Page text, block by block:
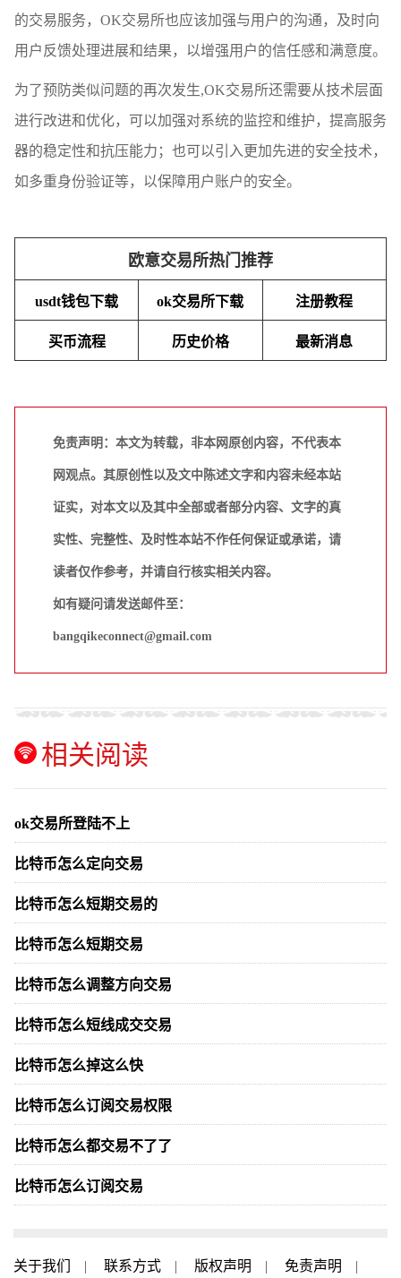
的交易服务，OK交易所也应该加强与用户的沟通，及时向
用户反馈处理进展和结果，以增强用户的信任感和满意度。
为了预防类似问题的再次发生,OK交易所还需要从技术层面
进行改进和优化，可以加强对系统的监控和维护，提高服务
器的稳定性和抗压能力；也可以引入更加先进的安全技术，
如多重身份验证等，以保障用户账户的安全。
欧意交易所热门推荐
usdt钱包下载 ok交易所下载 注册教程
买币流程 历史价格 最新消息
免责声明：本文为转载，非本网原创内容，不代表本
网观点。其原创性以及文中陈述文字和内容未经本站
证实，对本文以及其中全部或者部分内容、文字的真
实性、完整性、及时性本站不作任何保证或承诺，请
读者仅作参考，并请自行核实相关内容。
如有疑问请发送邮件至：
bangqikeconnect@gmail.com
相关阅读
ok交易所登陆不上
比特币怎么定向交易
比特币怎么短期交易的
比特币怎么短期交易
比特币怎么调整方向交易
比特币怎么短线成交交易
比特币怎么掉这么快
比特币怎么订阅交易权限
比特币怎么都交易不了了
比特币怎么订阅交易
关于我们 | 联系方式 | 版权声明 | 免责声明 |